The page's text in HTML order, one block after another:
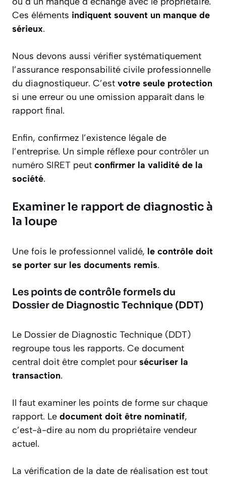
Ces éléments indiquent souvent un manque de
sérieux.
Nous devons aussi vérifier systématiquement
l’assurance responsabilité civile professionnelle
du diagnostiqueur. C’est votre seule protection
si une erreur ou une omission apparaît dans le
rapport final.
Enfin, confirmez l’existence légale de
l’entreprise. Un simple réflexe pour contrôler un
numéro SIRET peut confirmer la validité de la
société.
Examiner le rapport de diagnostic à
la loupe
Une fois le professionnel validé, le contrôle doit
se porter sur les documents remis.
Les points de contrôle formels du
Dossier de Diagnostic Technique (DDT)
Le Dossier de Diagnostic Technique (DDT)
regroupe tous les rapports. Ce document
central doit être complet pour sécuriser la
transaction.
Il faut examiner les points de forme sur chaque
rapport. Le document doit être nominatif,
c’est-à-dire au nom du propriétaire vendeur
actuel.
La vérification de la date de réalisation est tout